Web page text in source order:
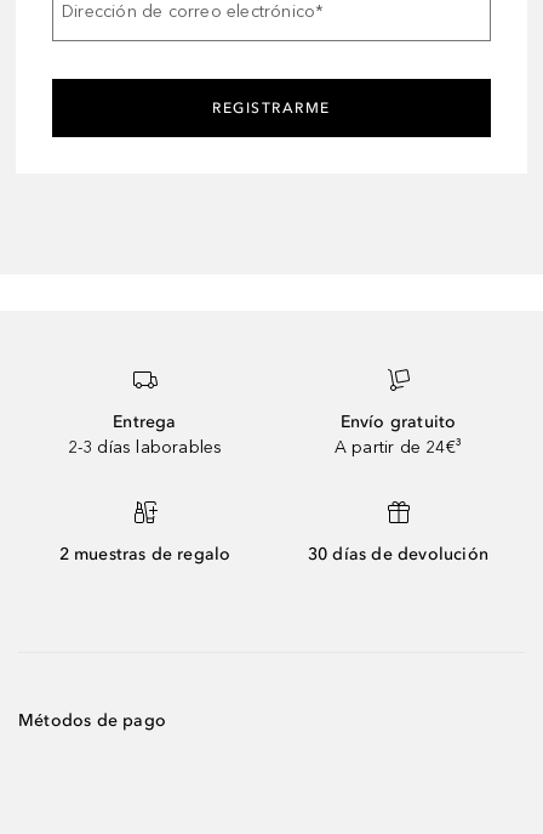
Dirección de correo electrónico*
REGISTRARME
Entrega
2-3 días laborables
Envío gratuito
A partir de 24€³
2 muestras de regalo 30 días de devolución
Métodos de pago